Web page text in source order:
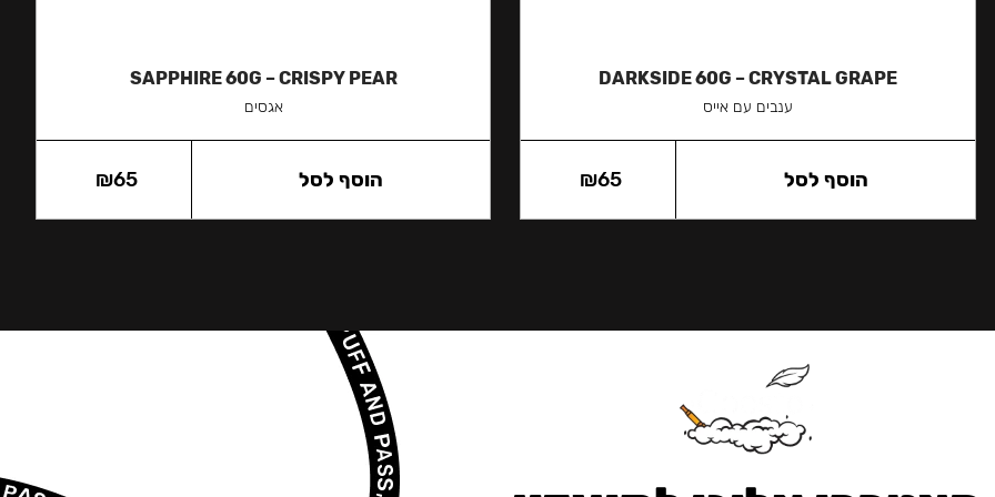
DARKSIDE 60G – CRYSTAL GRAPE
ענבים עם אייס
₪65 הוסף לסל
SAPPHIRE 60G – CRISPY PEAR
אגסים
₪65 הוסף לסל